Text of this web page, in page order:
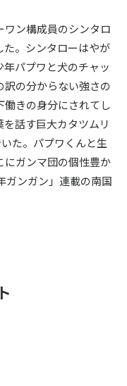
ン構成員のシンタロ
た。シンタローはやが
パプワと犬のチャッ
訳の分からない強さの
きの身分にされてし
話す巨大カタツムリ
た。パプワくんと生
ガンマ団の個性豊か
ガンガン」連載の南国